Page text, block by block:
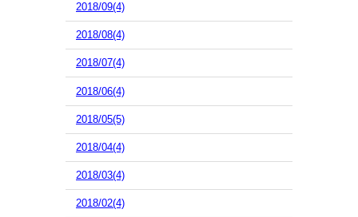
2018/09(4)
2018/08(4)
2018/07(4)
2018/06(4)
2018/05(5)
2018/04(4)
2018/03(4)
2018/02(4)